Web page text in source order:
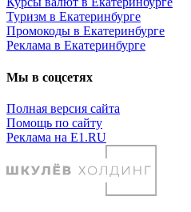
Туризм в Екатеринбурге
Промокоды в Екатеринбурге
Реклама в Екатеринбурге
Мы в соцсетях
Полная версия сайта
Помощь по сайту
Реклама на E1.RU